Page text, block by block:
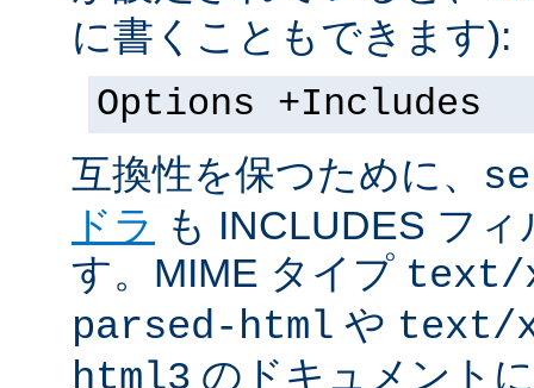
に書くこともできます):
Options +Includes
互換性を保つために、
ドラ も INCLUDES フ
す。MIME タイプ text/
parsed-html や text/
html3 のドキュメント